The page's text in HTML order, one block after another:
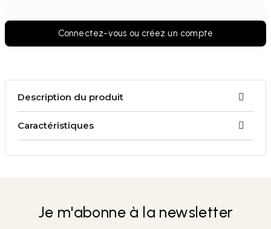
Connectez-vous ou créez un compte
Description du produit
Caractéristiques
Je m'abonne à la newsletter